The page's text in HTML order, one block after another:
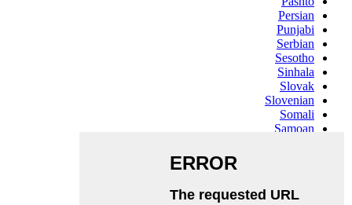
Persian
Punjabi
Serbian
Sesotho
Sinhala
Slovak
Slovenian
Somali
Samoan
Swahili